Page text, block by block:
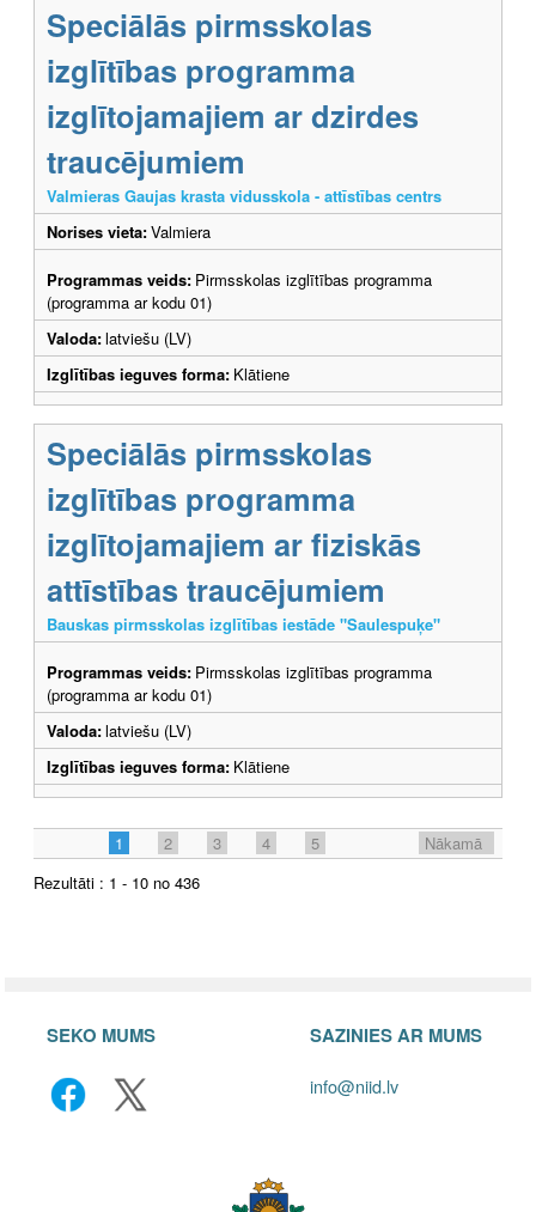
Speciālās pirmsskolas
izglītības programma
izglītojamajiem ar dzirdes
traucējumiem
Valmieras Gaujas krasta vidusskola - attīstības centrs
Norises vieta:Valmiera
Programmas veids: Pirmsskolas izglītības programma
(programma ar kodu 01)
Valoda:latviešu (LV)
Izglītības ieguves forma: Klātiene
Speciālās pirmsskolas
izglītības programma
izglītojamajiem ar fiziskās
attīstības traucējumiem
Bauskas pirmsskolas izglītības iestāde "Saulespuķe"
Programmas veids: Pirmsskolas izglītības programma
(programma ar kodu 01)
Valoda:latviešu (LV)
Izglītības ieguves forma: Klātiene
1 2 3 4 5
Nākamā
Rezultāti : 1 - 10 no 436
SEKO MUMS SAZINIES AR MUMS
info@niid.lv